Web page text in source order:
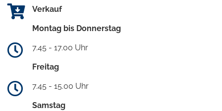
Verkauf
Montag bis Donnerstag
7.45 - 17.00 Uhr
Freitag
7.45 - 15.00 Uhr
Samstag